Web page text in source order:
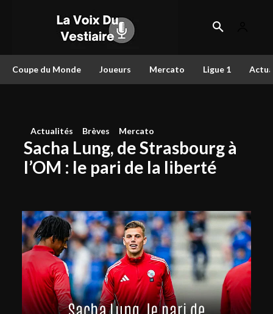
Coupe du Monde Joueurs Mercato Ligue 1
Actualités Brèves Mercato
Sacha Lung, de Strasbourg à
l’OM : le pari de la liberté